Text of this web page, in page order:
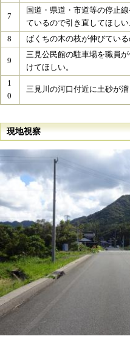
7
国道・県道・市道等の停止
ているので引き直してほしい
8
ばくちの木の枝が伸びている
9
三見公民館の駐車場を職員
けてほしい。​
1
0
三見川の河口付近に土砂が
現地視察